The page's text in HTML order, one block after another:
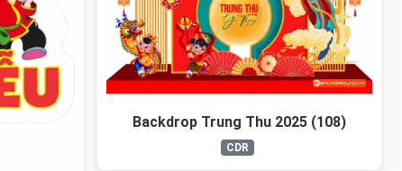
Backdrop Trung Thu 2025 (108)
CDR